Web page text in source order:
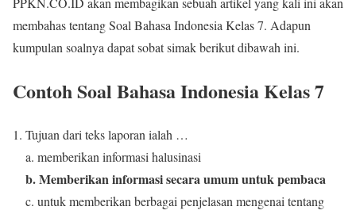
membahas tentang Soal Bahasa Indonesia Kelas 7. Adapun
kumpulan soalnya dapat sobat simak berikut dibawah ini.
Contoh Soal Bahasa Indonesia Kelas 7
Tujuan dari teks laporan ialah …
a. memberikan informasi halusinasi
b. Memberikan informasi secara umum untuk pembaca
c. untuk memberikan berbagai penjelasan mengenai tentang